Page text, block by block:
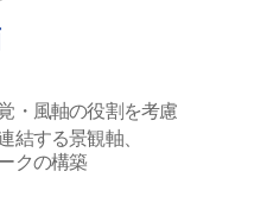
・風軸の役割を考慮
結する景観軸、
クの構築